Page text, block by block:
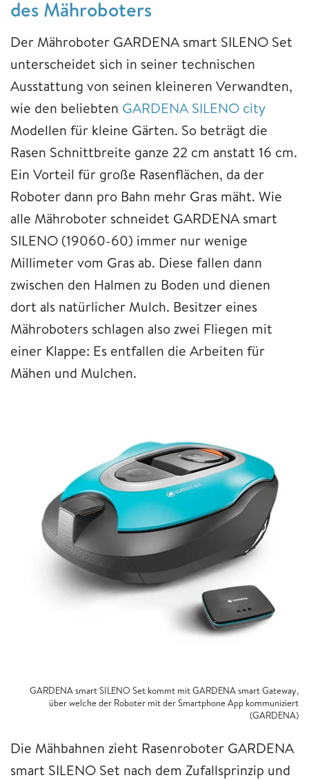
des Mähroboters
Der Mähroboter GARDENA smart SILENO Set
unterscheidet sich in seiner technischen
Ausstattung von seinen kleineren Verwandten,
wie den beliebten GARDENA SILENO city
Modellen für kleine Gärten. So beträgt die
Rasen Schnittbreite ganze 22 cm anstatt 16 cm.
Ein Vorteil für große Rasenflächen, da der
Roboter dann pro Bahn mehr Gras mäht. Wie
alle Mähroboter schneidet GARDENA smart
SILENO (19060-60) immer nur wenige
Millimeter vom Gras ab. Diese fallen dann
zwischen den Halmen zu Boden und dienen
dort als natürlicher Mulch. Besitzer eines
Mähroboters schlagen also zwei Fliegen mit
einer Klappe: Es entfallen die Arbeiten für
Mähen und Mulchen.
GARDENA smart SILENO Set kommt mit GARDENA smart Gateway,
über welche der Roboter mit der Smartphone App kommuniziert
(GARDENA)
Die Mähbahnen zieht Rasenroboter GARDENA
smart SILENO Set nach dem Zufallsprinzip und